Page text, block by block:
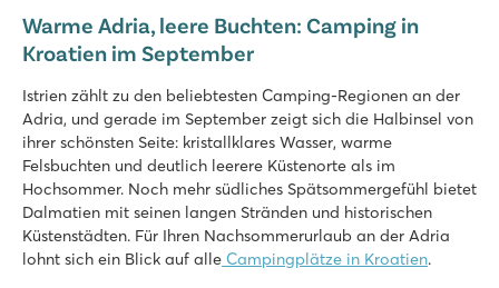
Warme Adria, leere Buchten: Camping in
Kroatien im September
Istrien zählt zu den beliebtesten Camping-Regionen an der
Adria, und gerade im September zeigt sich die Halbinsel von
ihrer schönsten Seite: kristallklares Wasser, warme
Felsbuchten und deutlich leerere Küstenorte als im
Hochsommer. Noch mehr südliches Spätsommergefühl bietet
Dalmatien mit seinen langen Stränden und historischen
Küstenstädten. Für Ihren Nachsommerurlaub an der Adria
lohnt sich ein Blick auf alle Campingplätze in Kroatien.